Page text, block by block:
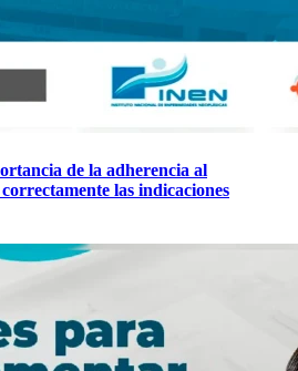
de la adherencia al
las indicaciones